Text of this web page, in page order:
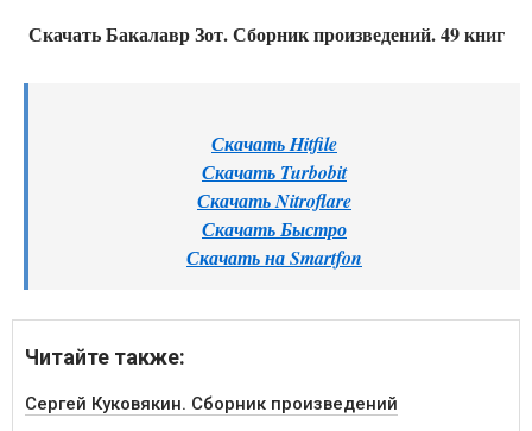
Скачать Бакалавр Зот. Сборник произведений. 49 книг
Скачать Hitfile
Скачать Turbobit
Скачать Nitroflare
Скачать Быстро
Скачать на Smartfon
Читайте также:
Сергей Куковякин. Сборник произведений